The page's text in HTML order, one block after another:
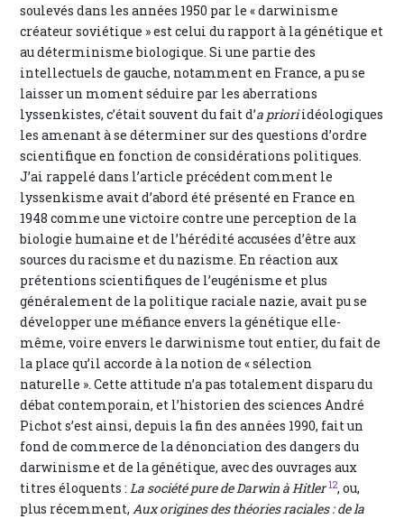
soulevés dans les années 1950 par le « darwinisme
créateur soviétique » est celui du rapport à la génétique et
au déterminisme biologique. Si une partie des
intellectuels de gauche, notamment en France, a pu se
laisser un moment séduire par les aberrations
lyssenkistes, c’était souvent du fait d’a prioriidéologiques
les amenant à se déterminer sur des questions d’ordre
scientifique en fonction de considérations politiques.
J’ai rappelé dans l’article précédent comment le
lyssenkisme avait d’abord été présenté en France en
1948 comme une victoire contre une perception de la
biologie humaine et de l’hérédité accusées d’être aux
sources du racisme et du nazisme. En réaction aux
prétentions scientifiques de l’eugénisme et plus
généralement de la politique raciale nazie, avait pu se
développer une méfiance envers la génétique elle-
même, voire envers le darwinisme tout entier, du fait de
la place qu’il accorde à la notion de « sélection
naturelle ». Cette attitude n’a pas totalement disparu du
débat contemporain, et l’historien des sciences André
Pichot s’est ainsi, depuis la fin des années 1990, fait un
fond de commerce de la dénonciation des dangers du
darwinisme et de la génétique, avec des ouvrages aux
titres éloquents :La société pure de Darwin à Hitler 12, ou,
plus récemment,Aux origines des théories raciales : de la